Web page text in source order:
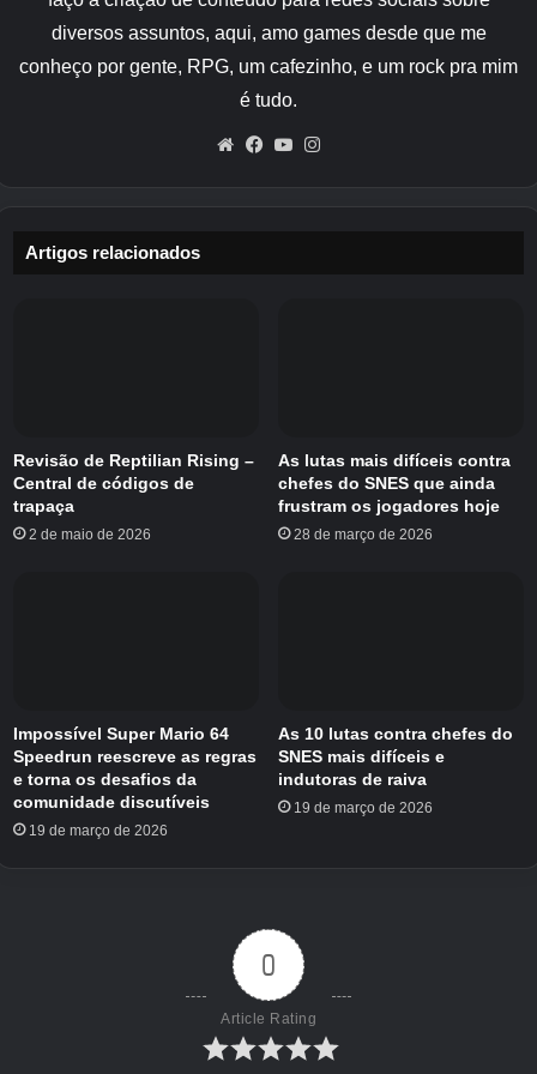
Comandos Universais para
Todas as Versões do Minecraft
Esses comandos funcionam em todas as
queira ter maior controle sobre seu mundo.
das seguintes opções: pacífico, fácil, normal ou
difícil. Este comando é útil para ajustar o nível
de desafio do jogo.
específica no mundo, como templos, aldeias ou
mansões. Isso facilita a exploração e a
navegação pelo mundo do Minecraft.
Invoca qualquer criatura disponível no jogo. Por
exemplo, para invocar um morcego, use
diversos assuntos, aqui, amo games desde que me
conheço por gente, RPG, um cafezinho, e um rock pra mim
é tudo.
WebsiteFacebook
YouTube
Artigos relacionados
Revisão de Reptilian Rising –
Central de códigos de
trapaça
2 de maio de 2026
As lutas mais difíceis contra
chefes do SNES que ainda
frustram os jogadores hoje
28 de março de 2026
Impossível Super Mario 64
Speedrun reescreve as regras
e torna os desafios da
comunidade discutíveis
19 de março de 2026
As 10 lutas contra chefes do
SNES mais difíceis e
indutoras de raiva
19 de março de 2026
0
Article Rating